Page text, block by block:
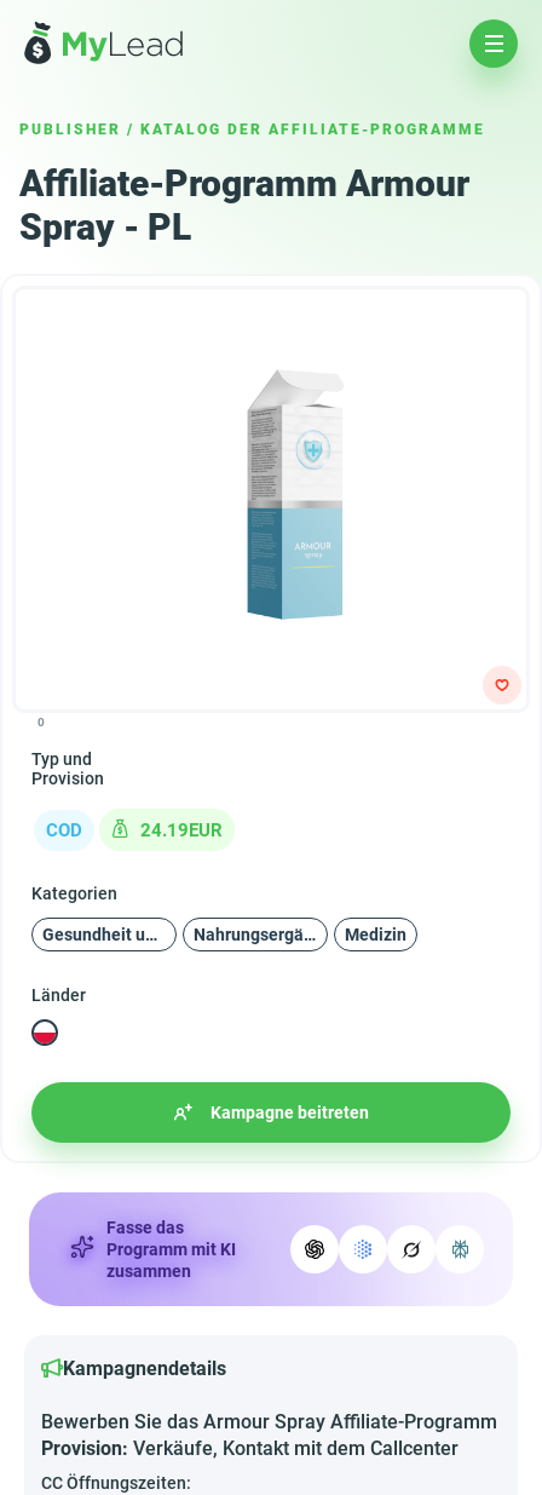
PUBLISHER / KATALOG DER AFFILIATE-PROGRAMME
Affiliate-Programm Armour
Spray - PL
0
Typ und
Provision
COD 24.19EUR
Kategorien
Gesundheit und Schönheit Nahrungsergänzungsmittel Medizin
Länder
Kampagne beitreten
Fasse das
Programm mit KI
zusammen
Kampagnendetails
Bewerben Sie das Armour Spray Affiliate-Programm
Provision: Verkäufe, Kontakt mit dem Callcenter
CC Öffnungszeiten: